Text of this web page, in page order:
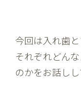
今回は入れ歯
それぞれどん
のかをお話し